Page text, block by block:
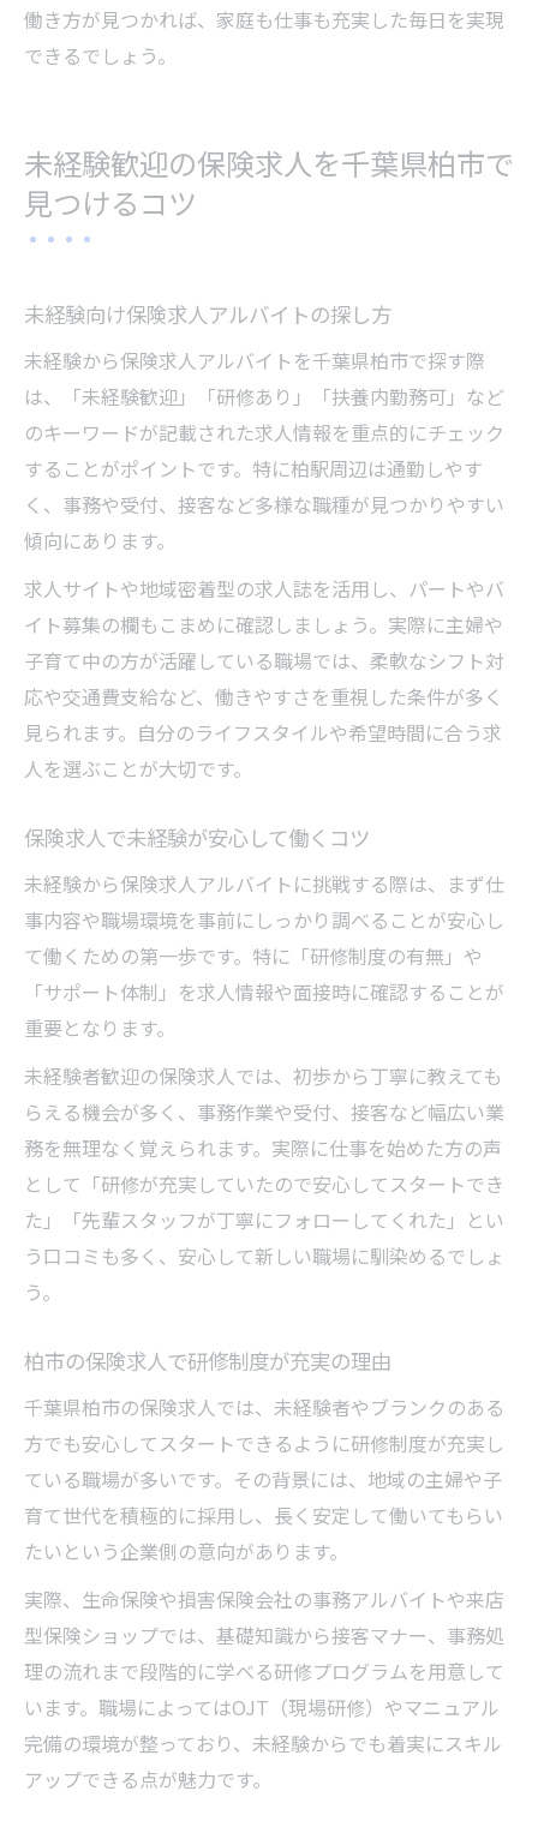
働き方が見つかれば、家庭も仕事も充実した毎日を実現
できるでしょう。
未経験歓迎の保険求人を千葉県柏市で
見つけるコツ
未経験向け保険求人アルバイトの探し方
未経験から保険求人アルバイトを千葉県柏市で探す際
は、「未経験歓迎」「研修あり」「扶養内勤務可」など
のキーワードが記載された求人情報を重点的にチェック
することがポイントです。特に柏駅周辺は通勤しやす
く、事務や受付、接客など多様な職種が見つかりやすい
傾向にあります。
求人サイトや地域密着型の求人誌を活用し、パートやバ
イト募集の欄もこまめに確認しましょう。実際に主婦や
子育て中の方が活躍している職場では、柔軟なシフト対
応や交通費支給など、働きやすさを重視した条件が多く
見られます。自分のライフスタイルや希望時間に合う求
人を選ぶことが大切です。
保険求人で未経験が安心して働くコツ
未経験から保険求人アルバイトに挑戦する際は、まず仕
事内容や職場環境を事前にしっかり調べることが安心し
て働くための第一歩です。特に「研修制度の有無」や
「サポート体制」を求人情報や面接時に確認することが
重要となります。
未経験者歓迎の保険求人では、初歩から丁寧に教えても
らえる機会が多く、事務作業や受付、接客など幅広い業
務を無理なく覚えられます。実際に仕事を始めた方の声
として「研修が充実していたので安心してスタートでき
た」「先輩スタッフが丁寧にフォローしてくれた」とい
う口コミも多く、安心して新しい職場に馴染めるでしょ
う。
柏市の保険求人で研修制度が充実の理由
千葉県柏市の保険求人では、未経験者やブランクのある
方でも安心してスタートできるように研修制度が充実し
ている職場が多いです。その背景には、地域の主婦や子
育て世代を積極的に採用し、長く安定して働いてもらい
たいという企業側の意向があります。
実際、生命保険や損害保険会社の事務アルバイトや来店
型保険ショップでは、基礎知識から接客マナー、事務処
理の流れまで段階的に学べる研修プログラムを用意して
います。職場によってはOJT（現場研修）やマニュアル
完備の環境が整っており、未経験からでも着実にスキル
アップできる点が魅力です。